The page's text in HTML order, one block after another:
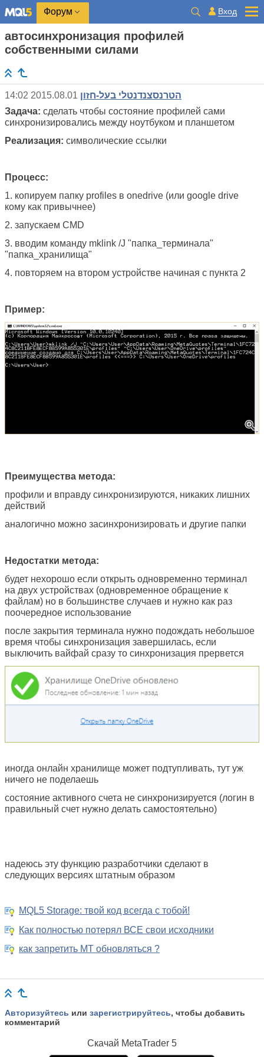
Форум Вход
автосинхронизация профилей
собственными силами
הטרנסצנדנטלי בעל-חזון 2015.08.01 14:02
Задача: сделать чтобы состояние профилей сами
синхронизировались между ноутбуком и планшетом
Реализация: символические ссылки
Процесс:
1. копируем папку profiles в onedrive (или google drive
кому как привычнее)
2. запускаем CMD
3. вводим команду mklink /J "папка_терминала"
"папка_хранилища"
4. повторяем на втором устройстве начиная с пункта 2
Пример:
Преимущества метода:
профили и вправду синхронизируются, никаких лишних
действий
аналогично можно засинхронизировать и другие папки
Недостатки метода:
будет нехорошо если открыть одновременно терминал
на двух устройствах (одновременное обращение к
файлам) но в большинстве случаев и нужно как раз
поочередное использование
после закрытия терминала нужно подождать небольшое
время чтобы синхронизация завершилась, если
выключить вайфай сразу то синхронизация прервется
иногда онлайн хранилище может подтупливать, тут уж
ничего не поделаешь
состояние активного счета не синхронизируется (логин в
правильный счет нужно делать самостоятельно)
надеюсь эту функцию разработчики сделают в
следующих версиях штатным образом
MQL5 Storage: твой код всегда с тобой!
Как полностью потерял ВСЕ свои исходники
как запретить MT обновляться ?
Авторизуйтесь или зарегистрируйтесь, чтобы добавить
комментарий
Скачай MetaTrader 5